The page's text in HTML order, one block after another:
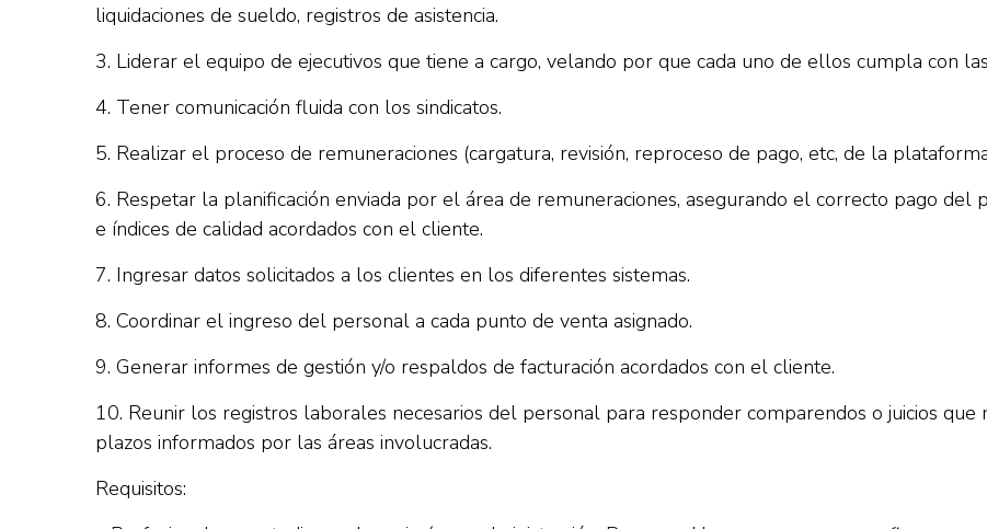
liquidaciones de sueldo, registros de asistencia.
3. Liderar el equipo de ejecutivos que tiene a cargo, velando por que cada uno de ellos cumpla con
4. Tener comunicación fluida con los sindicatos.
5. Realizar el proceso de remuneraciones (cargatura, revisión, reproceso de pago, etc, de la
6. Respetar la planificación enviada por el área de remuneraciones, asegurando el correcto pago del
e índices de calidad acordados con el cliente.
7. Ingresar datos solicitados a los clientes en los diferentes sistemas.
8. Coordinar el ingreso del personal a cada punto de venta asignado.
9. Generar informes de gestión y/o respaldos de facturación acordados con el cliente.
10. Reunir los registros laborales necesarios del personal para responder comparendos o juicios
plazos informados por las áreas involucradas.
Requisitos: